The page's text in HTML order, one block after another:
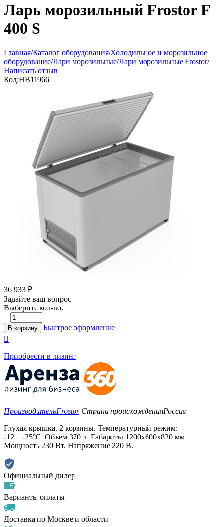
Ларь морозильный Frostor F
400 S
Главная/Каталог оборудования/Холодильное и морозильное
оборудование/Лари морозильные/Лари морозильные Frostor/
Написать отзыв
Код:HB11966
36 933 ₽
Задайте ваш вопрос
Выберите кол-во:
+
−
В корзину
Быстрое оформление

Приобрести в лизинг
ПроизводительFrostor Страна происхожденияРоссия
Глухая крышка. 2 корзины. Температурный режим:
-12…-25°C. Объем 370 л. Габариты 1200х600х820 мм.
Мощность 230 Вт. Напряжение 220 В.
Официальный дилер
Варианты оплаты
Доставка по Москве и области